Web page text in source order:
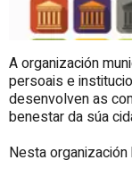
A organización
persoais e
desenvolven as
benestar da súa
Nesta